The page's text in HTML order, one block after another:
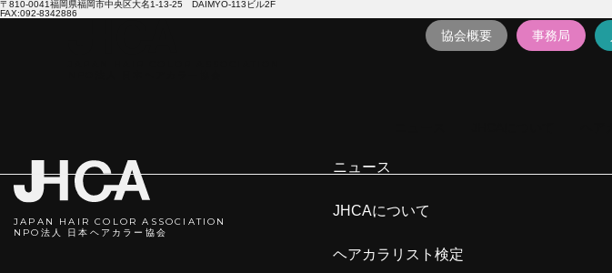
協会概要 事務局
〒810-0041福岡県福岡市中央区大名1-13-25 DAIMYO-113ビル2F
FAX:092-8342886
JAPAN HAIR COLOR ASSOCIATION
NPO法人 日本ヘアカラー協会
ニュース
JHCAについて
ヘアカラリスト検定